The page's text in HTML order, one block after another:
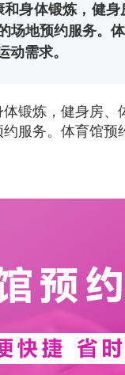
身体锻炼，健
场地预约服务。
动需求。
锻炼，健身房
服务。体育馆